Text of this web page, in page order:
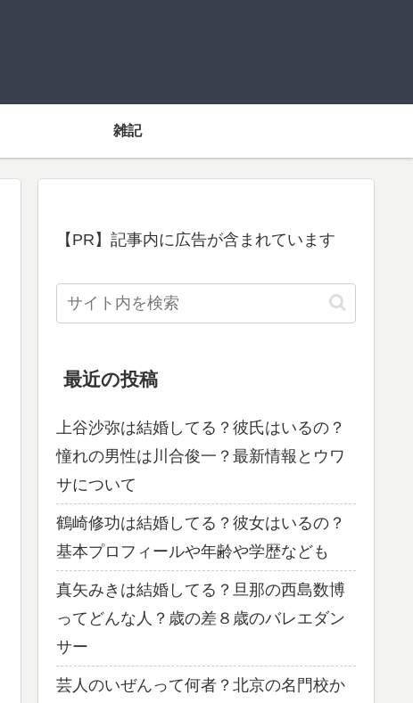
雑記
【PR】記事内に広告が含まれています
最近の投稿
上谷沙弥は結婚してる？彼氏はいるの？
憧れの男性は川合俊一？最新情報とウワ
サについて
鶴崎修功は結婚してる？彼女はいるの？
基本プロフィールや年齢や学歴なども
真矢みきは結婚してる？旦那の西島数博
ってどんな人？歳の差８歳のバレエダン
サー
芸人のいぜんって何者？北京の名門校か